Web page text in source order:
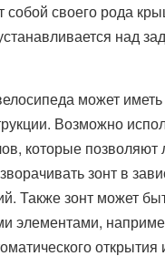
собой своего рода
над
может
Возможно
которые позволяют
зонт в
Также зонт может
элементами,
открытия